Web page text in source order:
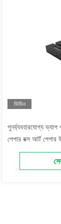
ভিডিও
পুনর্ব্যবহারযোগ্য ভ্যাপ
পেপার বক্স আর্ট পেপার